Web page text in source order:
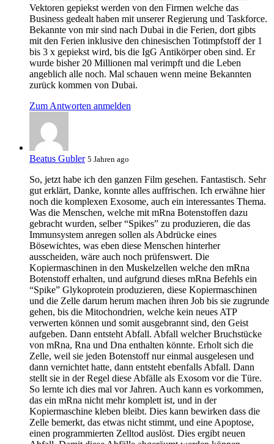
Vektoren gepiekst werden von den Firmen welche das
Business gedealt haben mit unserer Regierung und Taskforce.
Bekannte von mir sind nach Dubai in die Ferien, dort gibts
mit den Ferien inklusive den chinesischen Totimpfstoff der 1
bis 3 x gepiekst wird, bis die IgG Antikörper oben sind. Er
wurde bisher 20 Millionen mal verimpft und die Leben
angeblich alle noch. Mal schauen wenn meine Bekannten
zurück kommen von Dubai.
Zum Antworten anmelden
Beatus Gubler 5 Jahren ago
So, jetzt habe ich den ganzen Film gesehen. Fantastisch. Sehr
gut erklärt, Danke, konnte alles auffrischen. Ich erwähne hier
noch die komplexen Exosome, auch ein interessantes Thema.
Was die Menschen, welche mit mRna Botenstoffen dazu
gebracht wurden, selber “Spikes” zu produzieren, die das
Immunsystem anregen sollen als Abdrücke eines
Bösewichtes, was eben diese Menschen hinterher
ausscheiden, wäre auch noch prüfenswert. Die
Kopiermaschinen in den Muskelzellen welche den mRna
Botenstoff erhalten, und aufgrund dieses mRna Befehls ein
“Spike” Glykoprotein produzieren, diese Kopiermaschinen
und die Zelle darum herum machen ihren Job bis sie zugrunde
gehen, bis die Mitochondrien, welche kein neues ATP
verwerten können und somit ausgebrannt sind, den Geist
aufgeben. Dann entsteht Abfall. Abfall welcher Bruchstücke
von mRna, Rna und Dna enthalten könnte. Erholt sich die
Zelle, weil sie jeden Botenstoff nur einmal ausgelesen und
dann vernichtet hatte, dann entsteht ebenfalls Abfall. Dann
stellt sie in der Regel diese Abfälle als Exosom vor die Türe.
So lernte ich dies mal vor Jahren. Auch kann es vorkommen,
das ein mRna nicht mehr komplett ist, und in der
Kopiermaschine kleben bleibt. Dies kann bewirken dass die
Zelle bemerkt, das etwas nicht stimmt, und eine Apoptose,
einen programmierten Zelltod auslöst. Dies ergibt neuen